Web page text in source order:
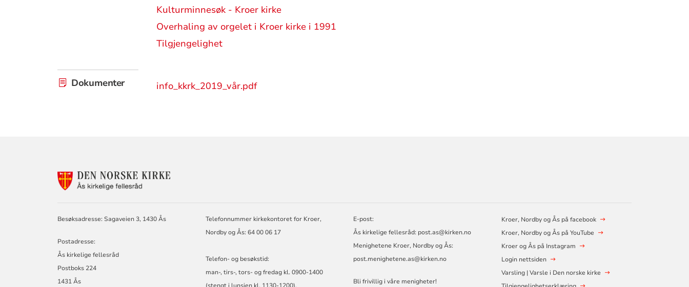
Kulturminnesøk - Kroer kirke
Overhaling av orgelet i Kroer kirke i 1991
Tilgjengelighet
Dokumenter info_kkrk_2019_vår.pdf
KONTAKTINFORMASJON
FELLESRÅD,
MENIGHETER
Besøksadresse: Sagaveien 3, 1430 Ås
Postadresse:
Ås kirkelige fellesråd
Postboks 224
1431 Ås
Telefonnummer kirkekontoret for Kroer,
Nordby og Ås: 64 00 06 17
Telefon- og besøkstid:
man-, tirs-, tors- og fredag kl. 0900-1400
(stengt i lunsjen kl. 1130-1200),
E-post:
Ås kirkelige fellesråd: post.as@kirken.no
Menighetene Kroer, Nordby og Ås:
post.menighetene.as@kirken.no
Bli frivillig i våre menigheter!
Kroer, Nordby og Ås på facebook
Kroer, Nordby og Ås på YouTube
Kroer og Ås på Instagram
Login nettsiden
Varsling | Varsle i Den norske kirke